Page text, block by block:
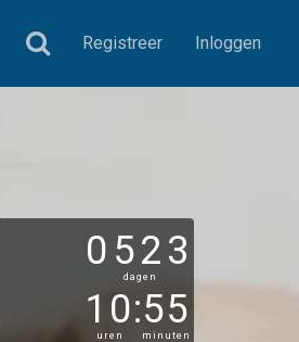
Registreer Inloggen
0523
dagen
10
uren
:55
minuten